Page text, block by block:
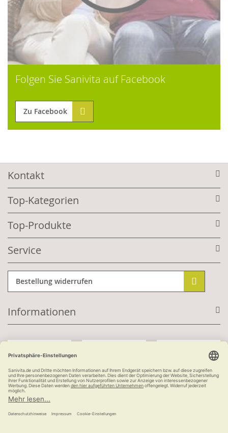
Folgen Sie Sanivita auf Facebook
Zu Facebook
Kontakt
Top-Kategorien
Top-Produkte
Service
Bestellung widerrufen
Informationen
Kauf auf Rechnung